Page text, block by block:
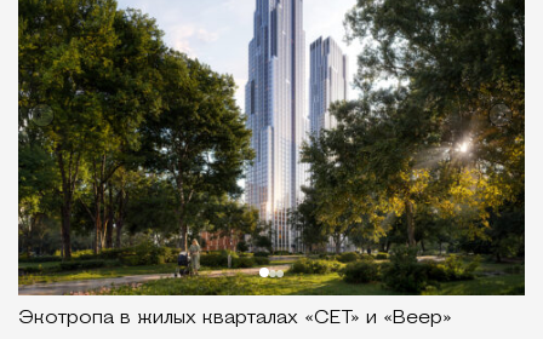
Экотропа в жилых кварталах «СЕТ» и «Веер»